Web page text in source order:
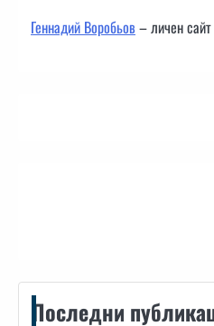
Геннадий Воробьов– личен сайт
Последни